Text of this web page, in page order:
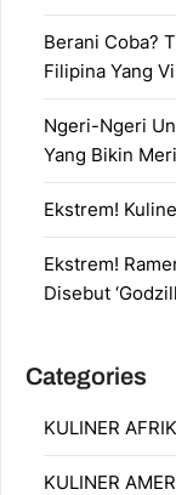
Berani Coba?
Filipina Yang
Ngeri-Ngeri
Yang Bikin
Ekstrem!
Ekstrem!
Disebut
Categories
KULINER
KULINER